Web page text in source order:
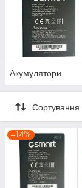
Акумулятори
Сортування
–14%